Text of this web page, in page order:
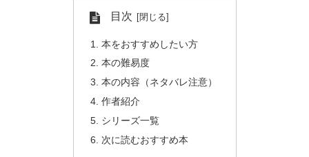
目次
本をおすすめしたい方
本の難易度
本の内容（ネタバレ注意）
作者紹介
シリーズ一覧
次に読むおすすめ本